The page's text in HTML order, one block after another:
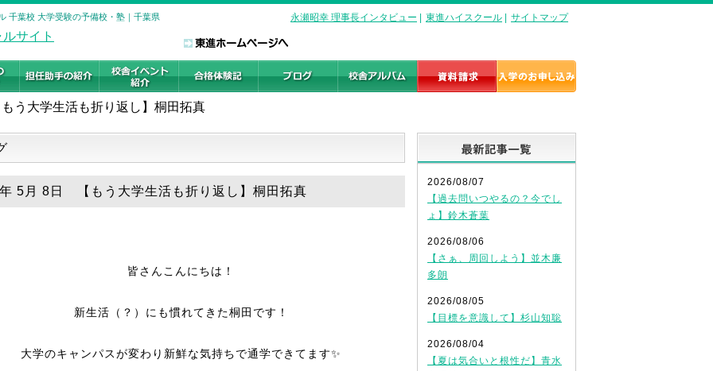
千葉校 大学受験の予備校・塾｜千葉県 永瀬昭幸 理事長インタビュー 東進ハイスクール サイトマップ
う大学生活も折り返し】桐田拓真
5月 8日 【もう大学生活も折り返し】桐田拓真
皆さんこんにちは！
新生活（？）にも慣れてきた桐田です！
大学のキャンパスが変わり新鮮な気持ちで通学できてます✨
2026/08/07
【過去問いつやるの？今でし
ょ】鈴木蒼葉
2026/08/06
【さぁ、周回しよう】並木廉
多朗
2026/08/05
【目標を意識して】杉山知聡
2026/08/04
【夏は気合いと根性だ】青水